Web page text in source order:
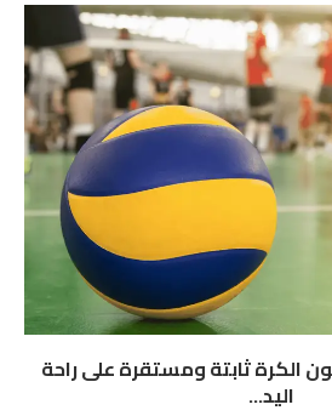
الكرة ثابتة ومستقرة على راحة
اليد...